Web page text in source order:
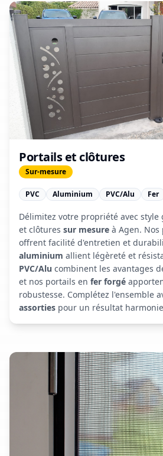
Portails et clôtures
Sur-mesure
PVC Aluminium PVC/Alu Fer
Délimitez votre propriété avec style
et clôtures sur mesure à Agen.
offrent facilité d'entretien et
aluminium allient légèreté et
PVC/Alu combinent les avantages
et nos portails en fer forgé
robustesse. Complétez l'ensemble
assorties pour un résultat